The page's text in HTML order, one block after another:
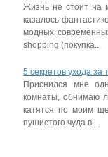
Жизнь не стоит на
казалось
модных
shopping (покупка...
5 секретов ухода
Приснился мне
комнаты, обнимаю
катятся по моим
пушистого чуда в...